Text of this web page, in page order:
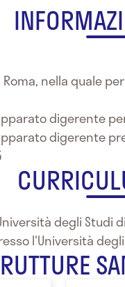
nella quale
digerente
digerente
degli Studi
l'Università